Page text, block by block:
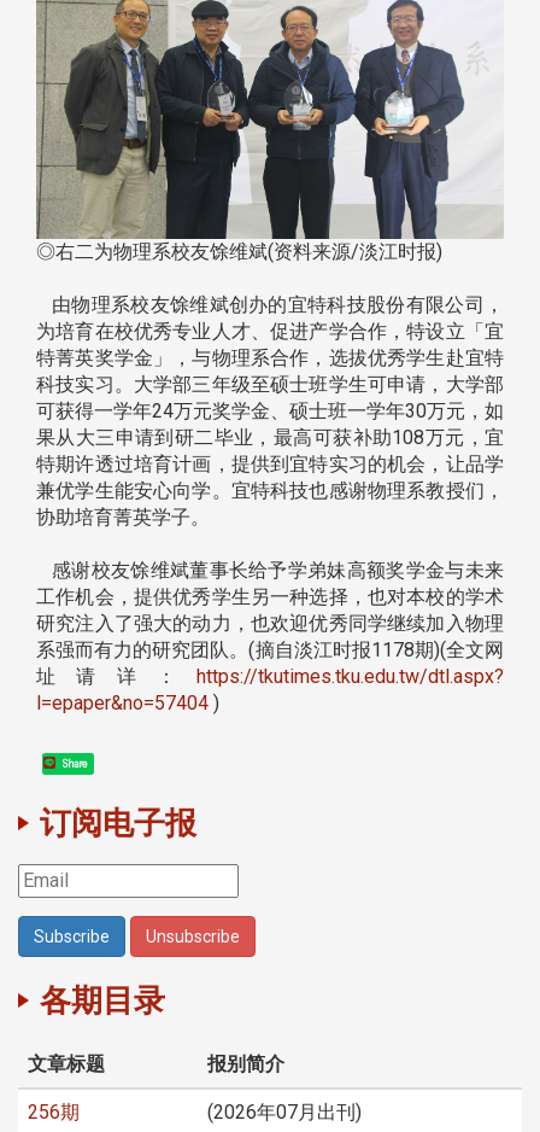
◎右二为物理系校友馀维斌(资料来源/淡江时报)
由物理系校友馀维斌创办的宜特科技股份有限公司，
为培育在校优秀专业人才、促进产学合作，特设立「宜
特菁英奖学金」，与物理系合作，选拔优秀学生赴宜特
科技实习。大学部三年级至硕士班学生可申请，大学部
可获得一学年24万元奖学金、硕士班一学年30万元，如
果从大三申请到研二毕业，最高可获补助108万元，宜
特期许透过培育计画，提供到宜特实习的机会，让品学
兼优学生能安心向学。宜特科技也感谢物理系教授们，
协助培育菁英学子。
感谢校友馀维斌董事长给予学弟妹高额奖学金与未来
工作机会，提供优秀学生另一种选择，也对本校的学术
研究注入了强大的动力，也欢迎优秀同学继续加入物理
系强而有力的研究团队。(摘自淡江时报1178期)(全文网
址请详： https://tkutimes.tku.edu.tw/dtl.aspx?
l=epaper&no=57404 )
Share
订阅电子报
各期目录
文章标题 报别简介
256期 (2026年07月出刊)